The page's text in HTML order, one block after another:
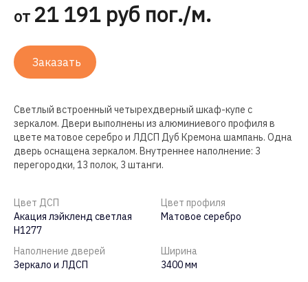
от 21 191 руб пог./м.
Заказать
Светлый встроенный четырехдверный шкаф-купе с
зеркалом. Двери выполнены из алюминиевого профиля в
цвете матовое серебро и ЛДСП Дуб Кремона шампань. Одна
дверь оснащена зеркалом. Внутреннее наполнение: 3
перегородки, 13 полок, 3 штанги.
Цвет ДСП
Акация лэйкленд светлая
Н1277
Цвет профиля
Матовое серебро
Наполнение дверей
Зеркало и ЛДСП
Ширина
3400 мм